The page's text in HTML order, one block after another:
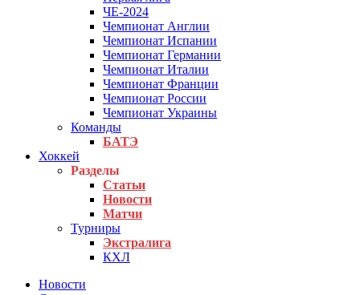
ЧЕ-2024
Чемпионат Англии
Чемпионат Испании
Чемпионат Германии
Чемпионат Италии
Чемпионат Франции
Чемпионат России
Чемпионат Украины
Команды
БАТЭ
Хоккей
Разделы
Статьи
Новости
Матчи
Турниры
Экстралига
КХЛ
Новости